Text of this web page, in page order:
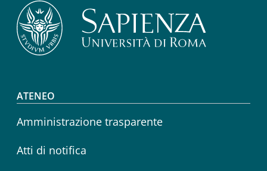
Footer menu
ATENEO
Amministrazione trasparente
Atti di notifica